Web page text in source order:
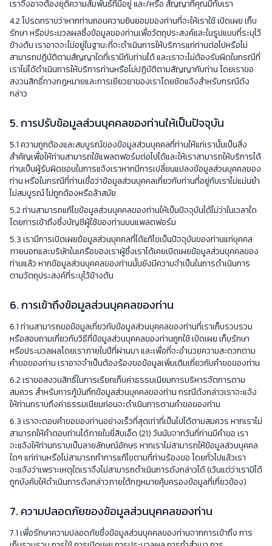
เราจึงอาจต้องยุติความสัมพันธ์ที่มีอยู่ และ/หรือ สัญญาที่คุณมีกับเรา
4.2 โปรดทราบว่าหากท่านถอนความยินยอมของท่านที่จะให้เราใช้ เปิดเผย เก็บ
รักษา หรือประมวลผลซึ่งข้อมูลของท่านเพื่อวัตถุประสงค์และในรูปแบบที่ระบุไว้
ข้างต้น เราอาจจะไม่อยู่ในฐานะที่จะดำเนินการให้บริการแก่ท่านต่อไปหรือไม่
สามารถปฏิบัติตามสัญญาใดที่เรามีกับท่านได้ และเราจะไม่ต้องรับผิดในกรณีที่
เราไม่ได้ดำเนินการให้บริการท่านหรือไม่ปฏิบัติตามสัญญากับท่าน โดยเราขอ
สงวนสิทธิ์ทางกฎหมายและการเยียวยาของเราโดยชัดแจ้งสำหรับกรณีดัง
กล่าว
5. การปรับข้อมูลส่วนบุคคลของท่านให้เป็นปัจจุบัน
5.1 ความถูกต้องและสมบูรณ์ของข้อมูลส่วนบุคคลที่ท่านให้แก่เรานั้นเป็นสิ่ง
สำคัญเพื่อให้ท่านสามารถใช้แพลตฟอร์มต่อไปได้และให้เราสามารถให้บริการได้
ท่านเป็นผู้รับผิดชอบในการแจ้งเราหากมีการเปลี่ยนแปลงข้อมูลส่วนบุคคลของ
ท่าน หรือในกรณีที่ท่านเชื่อว่าข้อมูลส่วนบุคคลเกี่ยวกับท่านที่อยู่กับเราไม่แม่นยำ
ไม่สมบูรณ์ ไม่ถูกต้องหรือล้าสมัย
5.2 ท่านสามารถแก้ไขข้อมูลส่วนบุคคลของท่านให้เป็นปัจจุบันได้ไม่ว่าในเวลาใด
โดยการเข้าถึงซึ่งบัญชีผู้ใช้ของท่านบนแพลตฟอร์ม
5.3 เรามีการเปิดเผยข้อมูลส่วนบุคคลที่ได้แก้ไขเป็นปัจจุบันของท่านแก่บุคคล
ภายนอกและบริษัทในเครือของเราผู้ซึ่งเราได้เคยเปิดเผยข้อมูลส่วนบุคคลของ
ท่านแล้ว หากข้อมูลส่วนบุคคลของท่านนั้นยังมีความจำเป็นในการดำเนินการ
ตามวัตถุประสงค์ที่ระบุไว้ข้างต้น
6. การเข้าถึงข้อมูลส่วนบุคคลของท่าน
6.1 ท่านสามารถขอข้อมูลเกี่ยวกับข้อมูลส่วนบุคคลของท่านที่เราเก็บรวบรวม
หรือสอบถามเกี่ยวกับวิธีที่ข้อมูลส่วนบุคคลของท่านถูกใช้ เปิดเผย เก็บรักษา
หรือประมวลผลโดยเราภายในปีที่ผ่านมา และเพื่อที่จะอำนวยความสะดวกตาม
คำขอของท่าน เราอาจจำเป็นต้องร้องขอข้อมูลเพิ่มเติมเกี่ยวกับคำขอของท่าน
6.2 เราขอสงวนสิทธิ์ในการเรียกเก็บค่าธรรมเนียมการบริหารจัดการตาม
สมควร สำหรับการกู้บันทึกข้อมูลส่วนบุคคลของท่าน กรณีดังกล่าวเราจะแจ้ง
ให้ท่านทราบถึงค่าธรรมเนียมก่อนจะดำเนินการตามคำขอของท่าน
6.3 เราจะตอบคำขอของท่านอย่างเร็วที่สุดเท่าที่เป็นไปได้ตามสมควร หากเราไม่
สามารถให้คำตอบท่านได้ภายในยี่สิบเอ็ด (21) วันนับจากวันที่ท่านมีคำขอ เรา
จะแจ้งให้ท่านทราบเป็นลายลักษณ์อักษร หากเราไม่สามารถให้ข้อมูลส่วนบุคคล
ใดๆ แก่ท่านหรือไม่สามารถทำการแก้ไขตามที่ท่านร้องขอ โดยทั่วไปแล้วเรา
จะแจ้งว่าเพราะเหตุใดเราจึงไม่สามารถดำเนินการดังกล่าวได้ (เว้นแต่ว่าเรามิได้
ถูกบังคับให้ดำเนินการดังกล่าวภายใต้กฎหมายคุ้มครองข้อมูลที่เกี่ยวข้อง)
7. ความปลอดภัยของข้อมูลส่วนบุคคลของท่าน
7.1 เพื่อรักษาความปลอดภัยซึ่งข้อมูลส่วนบุคคลของท่านจากการเข้าถึง การ